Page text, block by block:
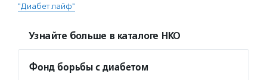
"Диабет лайф"
Узнайте больше в каталоге НКО
Фонд борьбы с диабетом